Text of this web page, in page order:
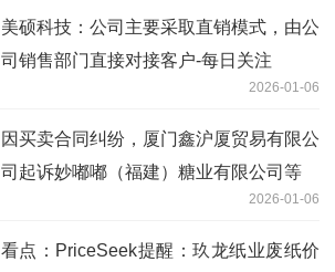
美硕科技：公司主要采取直销模式，由公
司销售部门直接对接客户-每日关注
2026-01-06
因买卖合同纠纷，厦门鑫沪厦贸易有限公
司起诉妙嘟嘟（福建）糖业有限公司等
2026-01-06
看点：PriceSeek提醒：玖龙纸业废纸价